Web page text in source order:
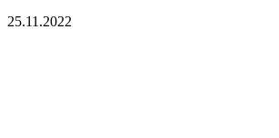
25.11.2022